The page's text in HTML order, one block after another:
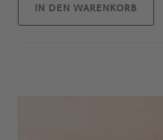
IN DEN WARENKORB